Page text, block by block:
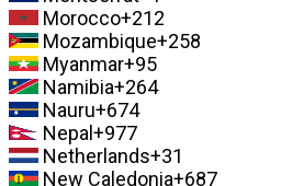
Morocco+212
Mozambique+258
Myanmar+95
Namibia+264
Nauru+674
Nepal+977
Netherlands+31
New Caledonia+687